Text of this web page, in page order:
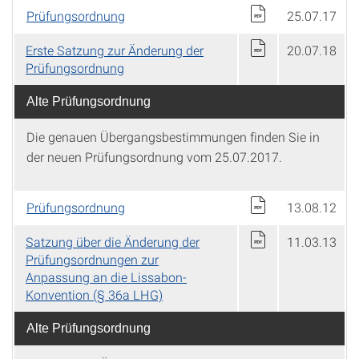
Prüfungsordnung 25.07.17
Erste Satzung zur Änderung der
Prüfungsordnung
20.07.18
Alte Prüfungsordnung
Die genauen Übergangsbestimmungen finden Sie in
der neuen Prüfungsordnung vom 25.07.2017.
Prüfungsordnung 13.08.12
Satzung über die Änderung der
Prüfungsordnungen zur
Anpassung an die Lissabon-
Konvention (§ 36a LHG)
11.03.13
Alte Prüfungsordnung